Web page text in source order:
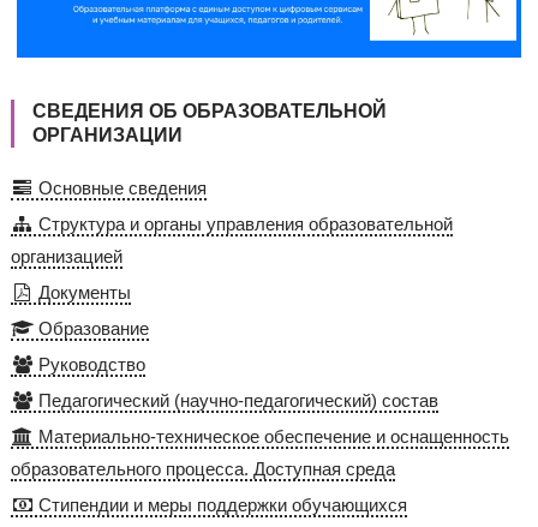
СВЕДЕНИЯ ОБ ОБРАЗОВАТЕЛЬНОЙ
ОРГАНИЗАЦИИ
Основные сведения
Структура и органы управления образовательной
организацией
Документы
Образование
Руководство
Педагогический (научно-педагогический) состав
Материально-техническое обеспечение и оснащенность
образовательного процесса. Доступная среда
Стипендии и меры поддержки обучающихся